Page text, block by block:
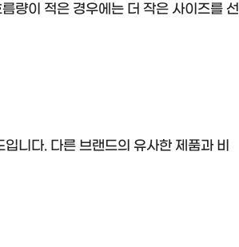
량이 적은 경우에는 더 작은 사이즈를 선
니다. 다른 브랜드의 유사한 제품과 비